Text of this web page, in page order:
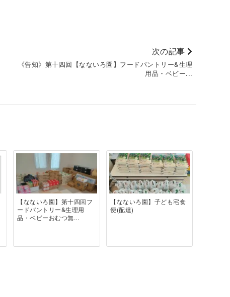
次の記事
《告知》第十四回【なないろ園】フードパントリー&生理
用品・ベビー...
【なないろ園】第十四回フ
ードパントリー&生理用
品・ベビーおむつ無...
【なないろ園】子ども宅食
便(配達)